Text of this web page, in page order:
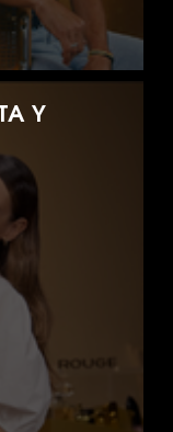
Y